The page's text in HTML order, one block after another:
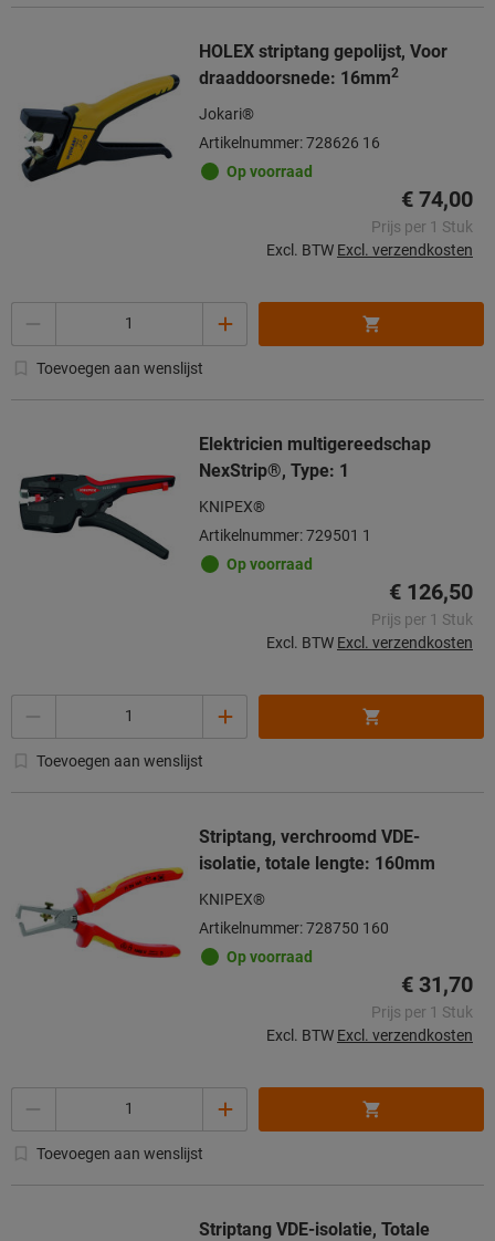
HOLEX striptang gepolijst, Voor
draaddoorsnede: 16mm2
Jokari®
Artikelnummer: 728626 16
Op voorraad
€ 74,00
Prijs per 1 Stuk
Excl. BTW Excl. verzendkosten
Toevoegen aan wenslijst
Elektricien multigereedschap
NexStrip®, Type: 1
KNIPEX®
Artikelnummer: 729501 1
Op voorraad
€ 126,50
Prijs per 1 Stuk
Excl. BTW Excl. verzendkosten
Toevoegen aan wenslijst
Striptang, verchroomd VDE-
isolatie, totale lengte: 160mm
KNIPEX®
Artikelnummer: 728750 160
Op voorraad
€ 31,70
Prijs per 1 Stuk
Excl. BTW Excl. verzendkosten
Toevoegen aan wenslijst
Striptang VDE-isolatie, Totale